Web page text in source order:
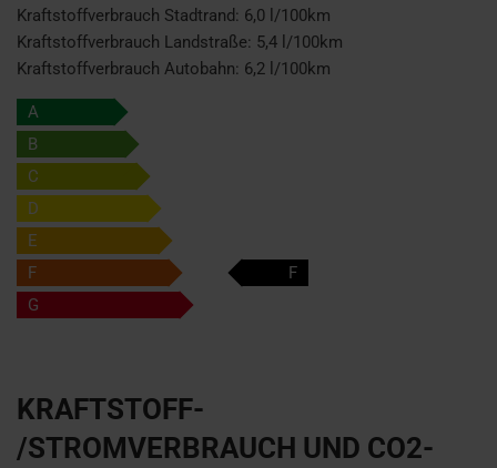
Kraftstoffverbrauch Stadtrand: 6,0 l/100km
Kraftstoffverbrauch Landstraße: 5,4 l/100km
Kraftstoffverbrauch Autobahn: 6,2 l/100km
A
B
C
D
E
F
F
G
KRAFTSTOFF-
/STROMVERBRAUCH UND CO2-